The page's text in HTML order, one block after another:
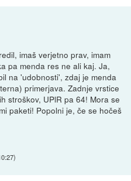
imaš verjetno prav, imam
pa menda res ne ali kaj. Ja,
na 'udobnosti', zdaj je menda
primerjava. Zadnje vrstice
stroškov, UPlR pa 64! Mora se
paketi! Popolni je, če se hočeš
)